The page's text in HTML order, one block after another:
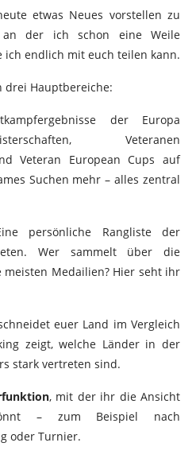
etwas Neues vorstellen zu
der ich schon eine Weile
ich endlich mit euch teilen kann.
drei Hauptbereiche:
der Europa
Veteranen
Veteran European Cups auf
Suchen mehr – alles zentral
persönliche Rangliste der
Wer sammelt über die
Medailien? Hier seht ihr
euer Land im Vergleich
zeigt, welche Länder in der
stark vertreten sind.
, mit der ihr die Ansicht
– zum Beispiel nach
oder Turnier.